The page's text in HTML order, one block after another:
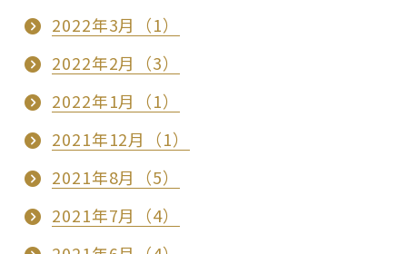
2022年3月（1）
2022年2月（3）
2022年1月（1）
2021年12月（1）
2021年8月（5）
2021年7月（4）